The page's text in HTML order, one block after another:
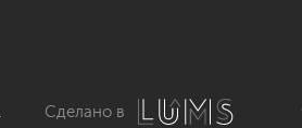
Сделано в